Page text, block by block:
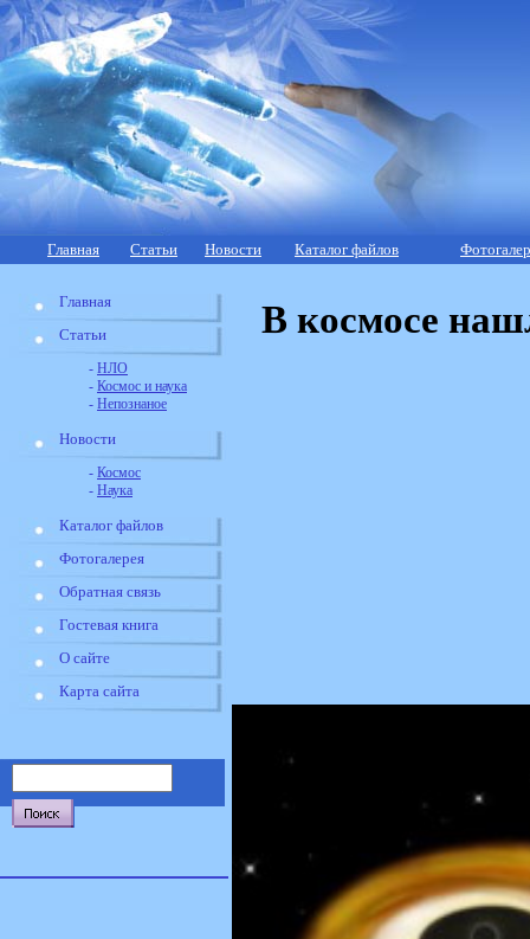
Главная Статьи Новости Каталог файлов
Главная
Статьи
- НЛО
- Космос и наука
- Непознаное
Новости
- Космос
- Наука
Каталог файлов
Фотогалерея
Обратная связь
Гостевая книга
О сайте
Карта сайта
В космосе